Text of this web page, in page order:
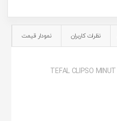
نظرات کاربران نمودار قیمت